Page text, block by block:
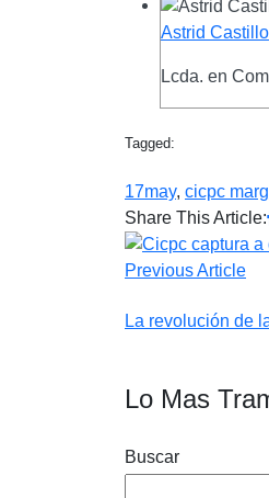
Astrid Castillo
Lcda. en
Tagged:
17may, cicpc
Share This Article:
Previous Article
La revolución de
Lo Mas
Buscar